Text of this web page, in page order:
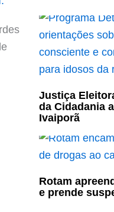
Justiça
da Cidadania
Ivaiporã
Rotam
e prende